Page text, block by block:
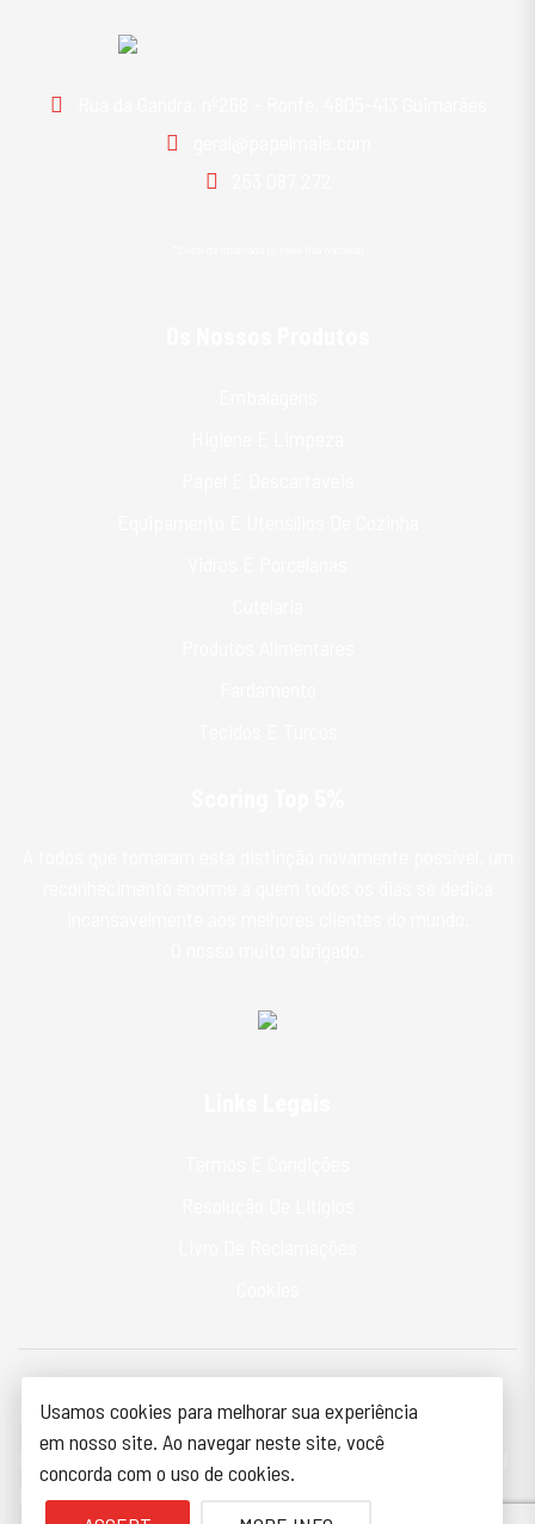
© Todos os Direitos Reservados 2026
MMinformática.
Usamos cookies para melhorar sua experiência
em nosso site. Ao navegar neste site, você
concorda com o uso de cookies.